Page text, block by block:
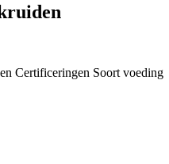
Certificeringen Soort voeding